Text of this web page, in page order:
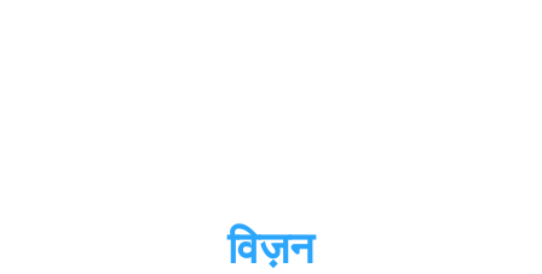
विज़न